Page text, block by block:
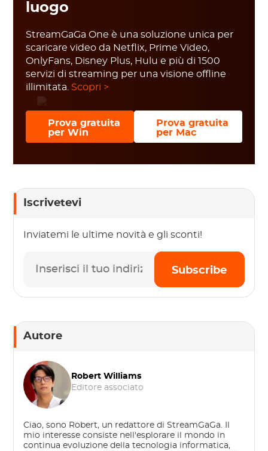
luogo
StreamGaGa One è una soluzione unica per
scaricare video da Netflix, Prime Video,
OnlyFans, Disney Plus, Hulu e più di 1500
servizi di streaming per una visione offline
illimitata. Scopri >
Prova gratuita
per Win
Prova gratuita
per Mac
Iscrivetevi
Inviatemi le ultime novità e gli sconti!
Subscribe
Autore
Robert Williams
Editore associato
Ciao, sono Robert, un redattore di StreamGaGa. Il
mio interesse consiste nell'esplorare il mondo in
continua evoluzione della tecnologia informatica,